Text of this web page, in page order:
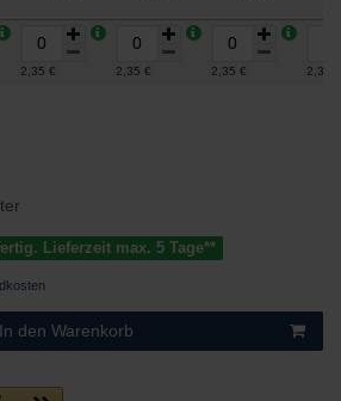
2,35 € 2,35 € 2,35 € 2,35
Lieferzeit max. 5 Tage**
In den Warenkorb